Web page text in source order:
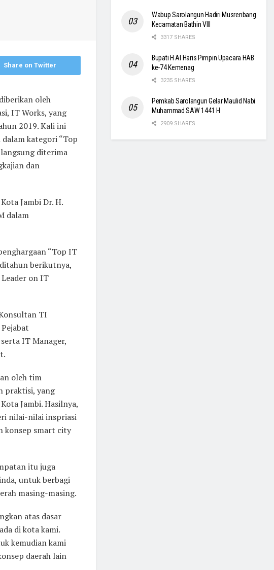
Share on Twitter
oleh
IT Works, yang
2019. Kali ini
kategori “Top
diterima
dan
Jambi Dr. H.
dalam
“Top IT
berikutnya,
Leader on IT
TI
IT Manager,
oleh tim
praktisi, yang
Jambi. Hasilnya,
nilai-nilai inspriasi
konsep smart city
itu juga
untuk berbagi
masing-masing.
atas dasar
di kota kami.
kemudian kami
daerah lain
Wabup Sarolangun Hadiri Musrenbang
Kecamatan Bathin VIII
3317 SHARES
Bupati H Al Haris Pimpin Upacara HAB
ke-74 Kemenag
3235 SHARES
Pemkab Sarolangun Gelar Maulid Nabi
Muhammad SAW 1441 H
2909 SHARES